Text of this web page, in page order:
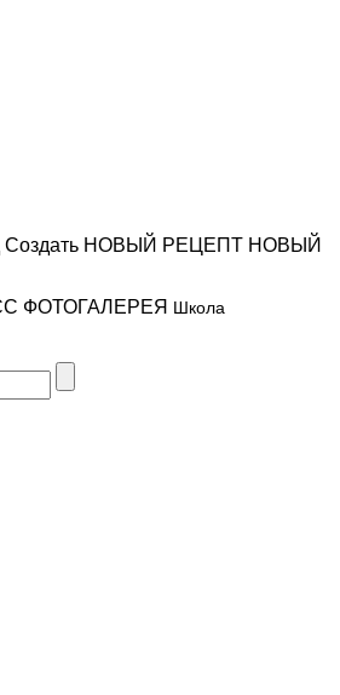
Создать НОВЫЙ РЕЦЕПТ НОВЫЙ
ФОТОГАЛЕРЕЯ Школа